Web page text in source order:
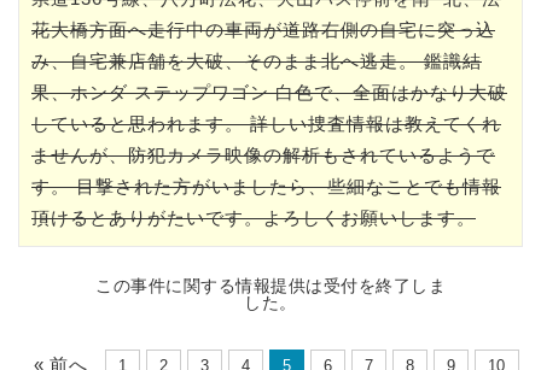
花大橋方面へ走行中の車両が道路右側の自宅に突っ込
み、自宅兼店舗を大破、そのまま北へ逃走。 鑑識結
果、ホンダ ステップワゴン 白色で、全面はかなり大破
していると思われます。 詳しい捜査情報は教えてくれ
ませんが、防犯カメラ映像の解析もされているようで
す。 目撃された方がいましたら、些細なことでも情報
頂けるとありがたいです。よろしくお願いします。
この事件に関する情報提供は受付を終了しま
した。
« 前へ 1 2 3 4 5 6 7 8 9 10